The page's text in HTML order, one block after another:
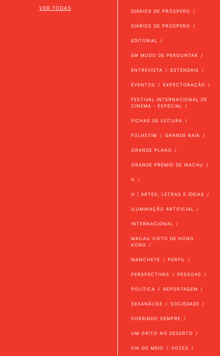
VER TODAS
DIÁRIOS DE PRÓSPERO
DIÁRIOS DE PRÓSPERO
EDITORIAL
EM MODO DE PERGUNTAR
ENTREVISTA ESTENDAIS
EVENTOS EXPECTORAÇÃO
FESTIVAL INTERNACIONAL DE
CINEMA - ESPECIAL
FICHAS DE LEITURA
FOLHETIM GRANDE BAÍA
GRANDE PLANO
GRANDE PRÉMIO DE MACAU
H
H | ARTES, LETRAS E IDEIAS
ILUMINAÇÃO ARTIFICIAL
INTERNACIONAL
MACAU VISTO DE HONG
KONG
MANCHETE PERFIL
PERSPECTIVAS PESSOAS
POLÍTICA REPORTAGEM
SEXANÁLISE SOCIEDADE
SORRINDO SEMPRE
UM GRITO NO DESERTO
VIA DO MEIO VOZES